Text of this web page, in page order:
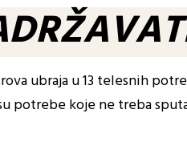
ubraja u 13 telesnih
potrebe koje ne treba